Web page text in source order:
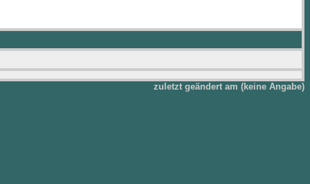
zuletzt geändert am (keine Angabe)